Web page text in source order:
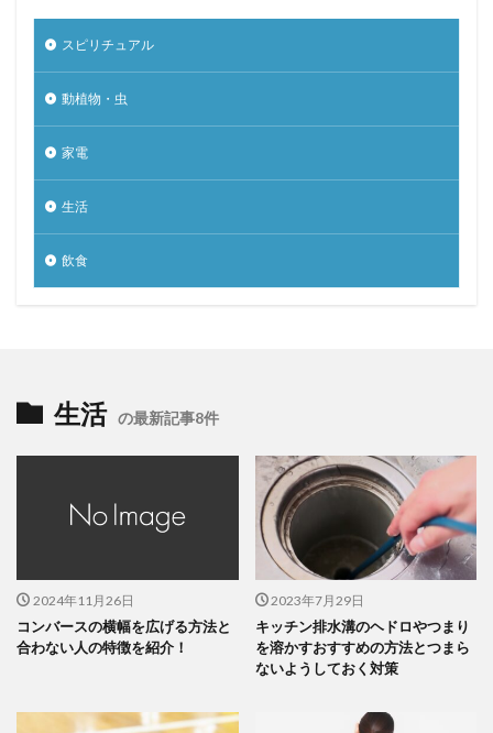
スピリチュアル
動植物・虫
家電
生活
飲食
生活 の最新記事8件
2024年11月26日
コンバースの横幅を広げる方法と
合わない人の特徴を紹介！
2023年7月29日
キッチン排水溝のヘドロやつまり
を溶かすおすすめの方法とつまら
ないようしておく対策